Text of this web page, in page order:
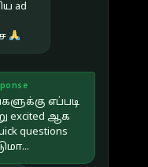
ad
எப்படி
excited ஆக
questions